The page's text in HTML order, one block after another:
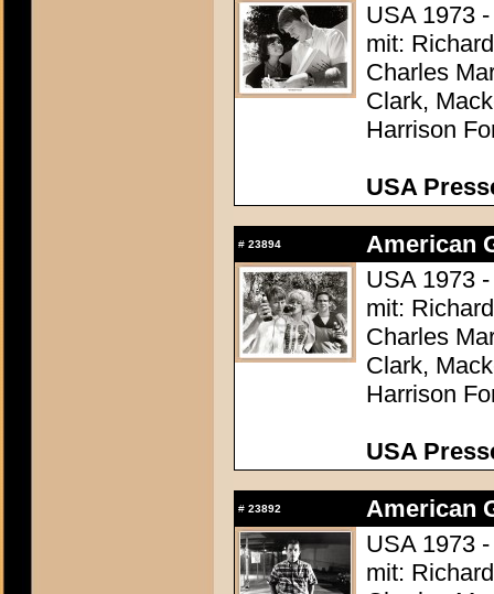
USA 1973
mit:
Charles
Clark,
Harrison
USA
# 23894
American
USA 1973
mit:
Charles
Clark,
Harrison
USA
# 23892
American
USA 1973
mit: